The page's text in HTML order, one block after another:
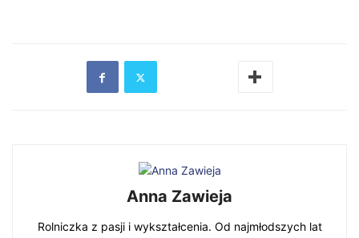
Anna Zawieja
Rolniczka z pasji i wykształcenia. Od najmłodszych lat